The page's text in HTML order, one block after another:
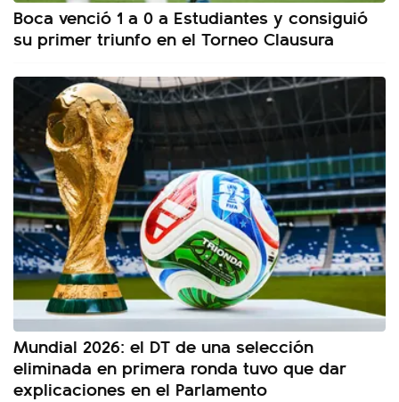
Boca venció 1 a 0 a Estudiantes y consiguió
su primer triunfo en el Torneo Clausura
Mundial 2026: el DT de una selección
eliminada en primera ronda tuvo que dar
explicaciones en el Parlamento